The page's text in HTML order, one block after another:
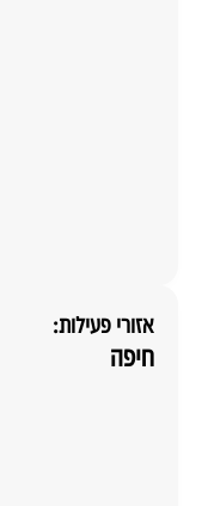
אזורי פעילות:
חיפה